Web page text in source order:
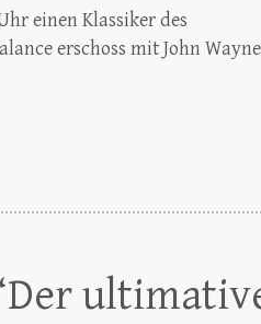
einen Klassiker des
erschoss mit John Wayne